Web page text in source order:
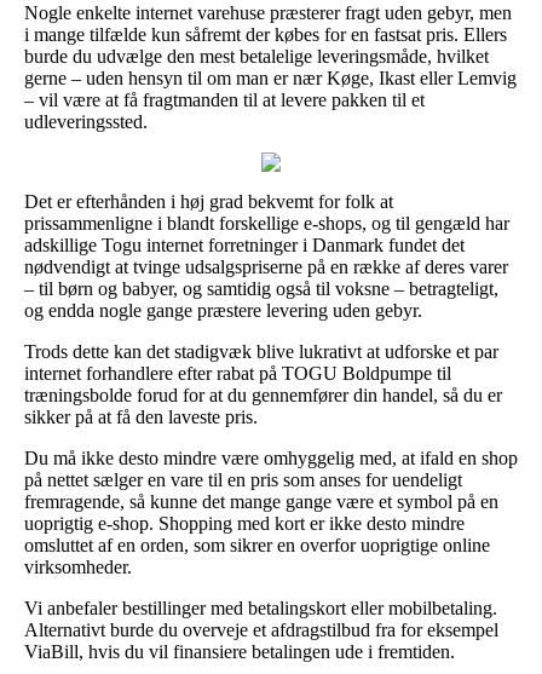
Nogle enkelte internet varehuse præsterer fragt uden gebyr, men
i mange tilfælde kun såfremt der købes for en fastsat pris. Ellers
burde du udvælge den mest betalelige leveringsmåde, hvilket
gerne – uden hensyn til om man er nær Køge, Ikast eller Lemvig
– vil være at få fragtmanden til at levere pakken til et
udleveringssted.
Det er efterhånden i høj grad bekvemt for folk at
prissammenligne i blandt forskellige e-shops, og til gengæld har
adskillige Togu internet forretninger i Danmark fundet det
nødvendigt at tvinge udsalgspriserne på en række af deres varer
– til børn og babyer, og samtidig også til voksne – betragteligt,
og endda nogle gange præstere levering uden gebyr.
Trods dette kan det stadigvæk blive lukrativt at udforske et par
internet forhandlere efter rabat på TOGU Boldpumpe til
træningsbolde forud for at du gennemfører din handel, så du er
sikker på at få den laveste pris.
Du må ikke desto mindre være omhyggelig med, at ifald en shop
på nettet sælger en vare til en pris som anses for uendeligt
fremragende, så kunne det mange gange være et symbol på en
uoprigtig e-shop. Shopping med kort er ikke desto mindre
omsluttet af en orden, som sikrer en overfor uoprigtige online
virksomheder.
Vi anbefaler bestillinger med betalingskort eller mobilbetaling.
Alternativt burde du overveje et afdragstilbud fra for eksempel
ViaBill, hvis du vil finansiere betalingen ude i fremtiden.